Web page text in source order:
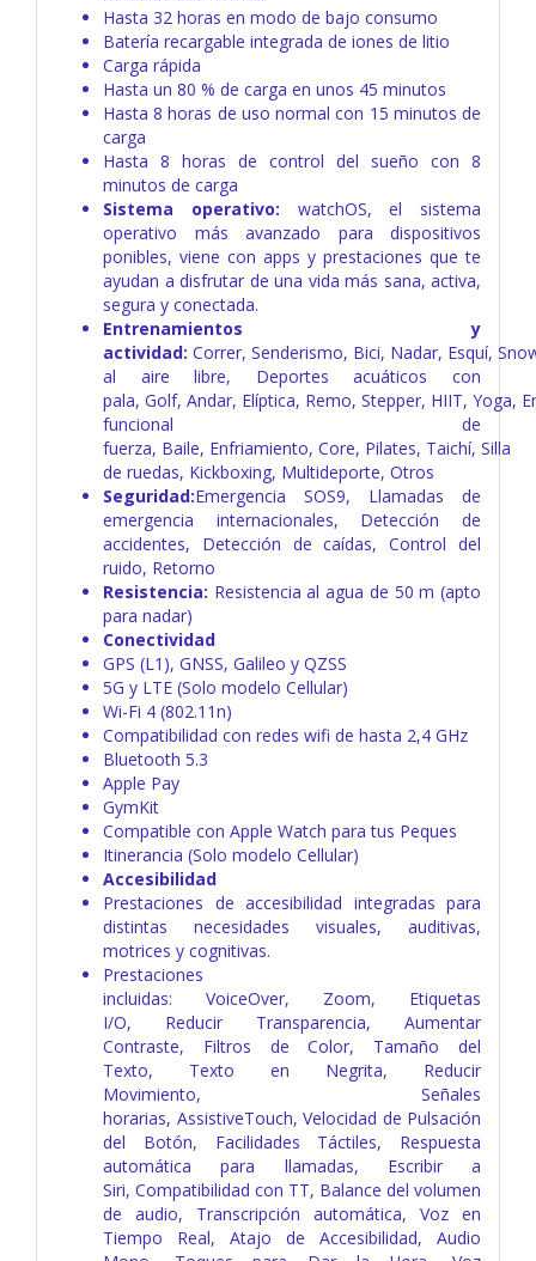
Hasta 32 horas en modo de bajo consumo
Batería recargable integrada de iones de litio
Carga rápida
Hasta un 80 % de carga en unos 45 minutos
Hasta 8 horas de uso normal con 15 minutos de
carga
Hasta 8 horas de control del sueño con 8
minutos de carga
Sistema operativo:
watchOS, el sistema
operativo más avanzado para dispositivos
ponibles, viene con apps y prestaciones que te
ayudan a disfrutar de una vida más sana, activa,
segura y conectada.
Entrenamientos y
actividad: Correr, Senderismo, Bici, Nadar, Esquí,
al aire libre, Deportes acuáticos con
pala, Golf, Andar, Elíptica, Remo, Stepper, HIIT, Yoga,
funcional de
fuerza, Baile, Enfriamiento, Core, Pilates, Taichí, Silla
de ruedas, Kickboxing, Multideporte, Otros
Seguridad:Emergencia SOS9, Llamadas de
emergencia internacionales, Detección de
accidentes, Detección de caídas,Control del
ruido, Retorno
Resistencia: Resistencia al agua de 50 m (apto
para nadar)
Conectividad
GPS (L1), GNSS, Galileo y QZSS
5G y LTE (Solo modelo Cellular)
Wi-Fi 4 (802.11n)
Compatibilidad con redes wifi de hasta 2,4 GHz
Bluetooth 5.3
Apple Pay
GymKit
Compatible con Apple Watch para tus Peques
Itinerancia (Solo modelo Cellular)
Accesibilidad
Prestaciones de accesibilidad integradas para
distintas necesidades visuales, auditivas,
motrices y cognitivas.
Prestaciones
incluidas: VoiceOver, Zoom, Etiquetas
I/O, Reducir Transparencia, Aumentar
Contraste, Filtros de Color, Tamaño del
Texto, Texto en Negrita, Reducir
Movimiento, Señales
horarias, AssistiveTouch, Velocidad de Pulsación
del Botón, Facilidades Táctiles, Respuesta
automática para llamadas, Escribir a
Siri, Compatibilidad con TT, Balance del volumen
de audio, Transcripción automática, Voz en
Tiempo Real, Atajo de Accesibilidad, Audio